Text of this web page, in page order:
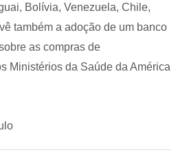
Bolívia, Venezuela, Chile,
também a adoção de um banco
as compras de
Ministérios da Saúde da América